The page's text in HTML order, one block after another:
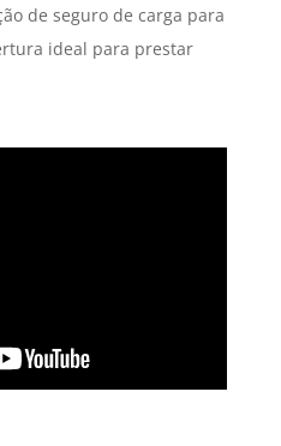
de seguro de carga para
ideal para prestar